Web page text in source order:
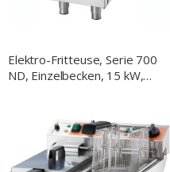
Elektro-Fritteuse, Serie 700
ND, Einzelbecken, 15 kW,